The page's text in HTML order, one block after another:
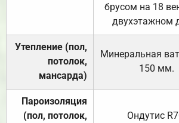
брусом на 18
двухэтажном
Утепление (пол,
потолок,
мансарда)
Минеральная
150 мм.
Пароизоляция
(пол, потолок,
Ондутис